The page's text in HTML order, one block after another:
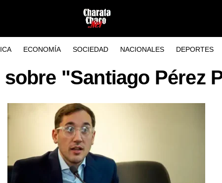
ECONOMÍA SOCIEDAD NACIONALES DEPORTES
"Santiago Pérez